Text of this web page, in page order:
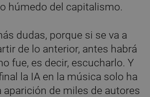
húmedo del capitalismo.
dudas, porque si se va a
de lo anterior, antes habrá
fue, es decir, escucharlo. Y
la IA en la música solo ha
aparición de miles de autores